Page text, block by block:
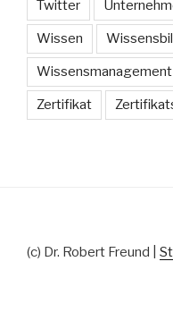
Twitter
Wissen
Wissensmanagement
Zertifikat
(c) Dr. Robert Freund |